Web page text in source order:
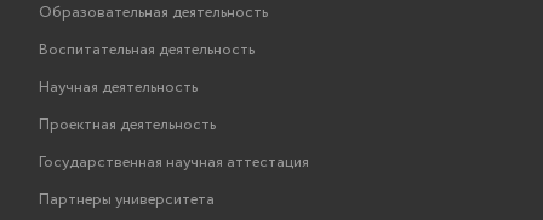
Образовательная деятельность
Воспитательная деятельность
Научная деятельность
Проектная деятельность
Государственная научная аттестация
Партнеры университета